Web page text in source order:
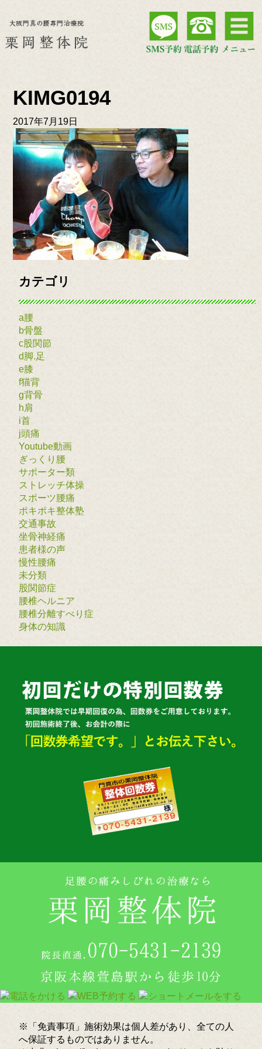
KIMG0194
2017年7月19日
カテゴリ
a腰
b骨盤
c股関節
d脚.足
e膝
f猫背
g背骨
h肩
i首
j頭痛
Youtube動画
ぎっくり腰
サポーター類
ストレッチ体操
スポーツ腰痛
ポキポキ整体塾
交通事故
坐骨神経痛
患者様の声
慢性腰痛
未分類
股関節症
腰椎ヘルニア
腰椎分離すべり症
身体の知識
※「免責事項」施術効果は個人差があり、全ての人
へ保証するものではありません。